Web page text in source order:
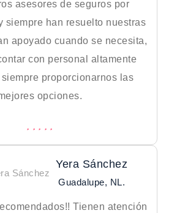
asesores de seguros por
siempre han resuelto nuestras
apoyado cuando se necesita,
con personal altamente
proporcionarnos las
opciones.
Yera Sánchez
Guadalupe, NL.
Tienen atención